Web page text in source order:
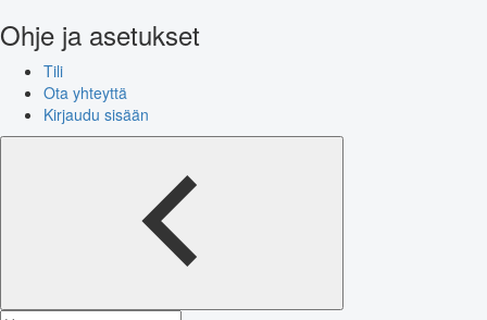
Ohje ja asetukset
Tili
Ota yhteyttä
Kirjaudu sisään